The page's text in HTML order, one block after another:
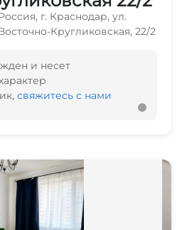
г. Краснодар, ул.
Кругликовская, 22/2
и несет
свяжитесь с нами